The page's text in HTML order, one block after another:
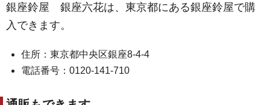
銀座鈴屋 銀座六花は、東京都にある銀座鈴屋で購
入できます。
住所：東京都中央区銀座8-4-4
電話番号：0120-141-710